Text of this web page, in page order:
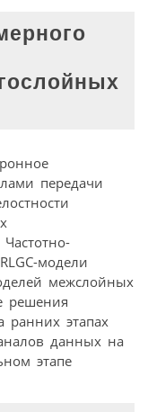
передачи
модели
межслойных
решения
этапах
данных на
этапе